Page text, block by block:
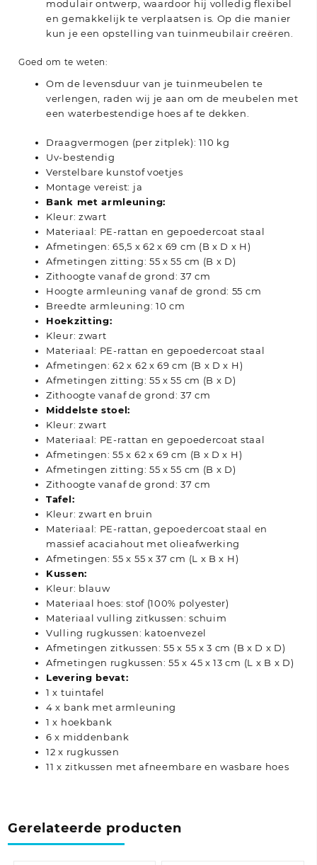
modulair ontwerp, waardoor hij volledig flexibel
en gemakkelijk te verplaatsen is. Op die manier
kun je een opstelling van tuinmeubilair creëren.
Goed om te weten:
Om de levensduur van je tuinmeubelen te
verlengen, raden wij je aan om de meubelen met
een waterbestendige hoes af te dekken.
Draagvermogen (per zitplek): 110 kg
Uv-bestendig
Verstelbare kunstof voetjes
Montage vereist: ja
Bank met armleuning:
Kleur: zwart
Materiaal: PE-rattan en gepoedercoat staal
Afmetingen: 65,5 x 62 x 69 cm (B x D x H)
Afmetingen zitting: 55 x 55 cm (B x D)
Zithoogte vanaf de grond: 37 cm
Hoogte armleuning vanaf de grond: 55 cm
Breedte armleuning: 10 cm
Hoekzitting:
Kleur: zwart
Materiaal: PE-rattan en gepoedercoat staal
Afmetingen: 62 x 62 x 69 cm (B x D x H)
Afmetingen zitting: 55 x 55 cm (B x D)
Zithoogte vanaf de grond: 37 cm
Middelste stoel:
Kleur: zwart
Materiaal: PE-rattan en gepoedercoat staal
Afmetingen: 55 x 62 x 69 cm (B x D x H)
Afmetingen zitting: 55 x 55 cm (B x D)
Zithoogte vanaf de grond: 37 cm
Tafel:
Kleur: zwart en bruin
Materiaal: PE-rattan, gepoedercoat staal en
massief acaciahout met olieafwerking
Afmetingen: 55 x 55 x 37 cm (L x B x H)
Kussen:
Kleur: blauw
Materiaal hoes: stof (100% polyester)
Materiaal vulling zitkussen: schuim
Vulling rugkussen: katoenvezel
Afmetingen zitkussen: 55 x 55 x 3 cm (B x D x D)
Afmetingen rugkussen: 55 x 45 x 13 cm (L x B x D)
Levering bevat:
1 x tuintafel
4 x bank met armleuning
1 x hoekbank
6 x middenbank
12 x rugkussen
11 x zitkussen met afneembare en wasbare hoes
Gerelateerde producten